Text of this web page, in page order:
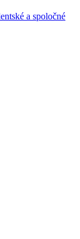
a spoločné